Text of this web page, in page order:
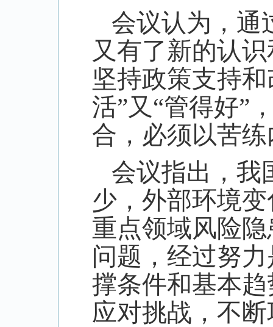
会议认为，通
又有了新的认
坚持政策支持
活”又“管得好”
合，必须以苦
会议指出，我
少，外部环境
重点领域风险
问题，经过努
撑条件和基本
应对挑战，不